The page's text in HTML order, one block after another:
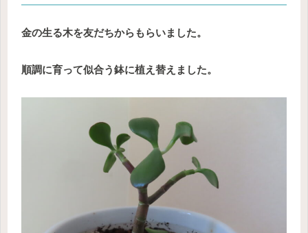
金の生る木を友だちからもらいました。
順調に育って似合う鉢に植え替えました。